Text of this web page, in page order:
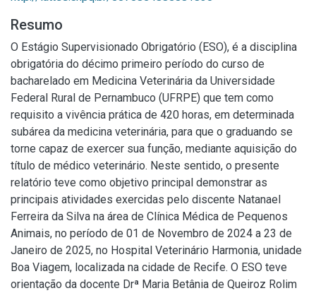
Resumo
O Estágio Supervisionado Obrigatório (ESO), é a disciplina
obrigatória do décimo primeiro período do curso de
bacharelado em Medicina Veterinária da Universidade
Federal Rural de Pernambuco (UFRPE) que tem como
requisito a vivência prática de 420 horas, em determinada
subárea da medicina veterinária, para que o graduando se
torne capaz de exercer sua função, mediante aquisição do
título de médico veterinário. Neste sentido, o presente
relatório teve como objetivo principal demonstrar as
principais atividades exercidas pelo discente Natanael
Ferreira da Silva na área de Clínica Médica de Pequenos
Animais, no período de 01 de Novembro de 2024 a 23 de
Janeiro de 2025, no Hospital Veterinário Harmonia, unidade
Boa Viagem, localizada na cidade de Recife. O ESO teve
orientação da docente Drª Maria Betânia de Queiroz Rolim